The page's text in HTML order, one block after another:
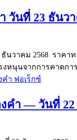
วันที่ 23 ธันว
นวาคม 2568 ราคา
รงหนุนจากการคาดก
ำ ฟอเร็กซ์
คำ — วันที่ 22